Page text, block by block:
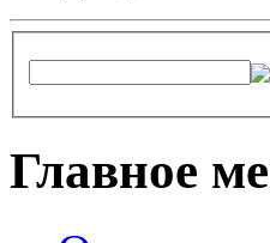
Главное